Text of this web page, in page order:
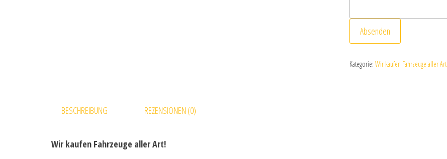
Absenden
Kategorie: Wir kaufen Fahrzeuge aller Art
BESCHREIBUNG REZENSIONEN (0)
Wir kaufen Fahrzeuge aller Art!